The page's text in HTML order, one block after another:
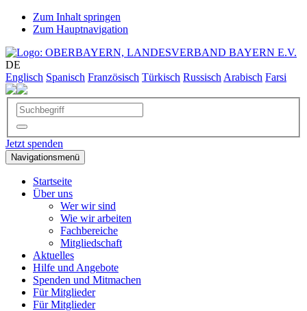
Zum Inhalt springen
Zum Hauptnavigation
DE
Englisch Spanisch Französisch Türkisch Russisch Arabisch Farsi
Jetzt spenden
Navigationsmenü
Startseite
Über uns
Wer wir sind
Wie wir arbeiten
Fachbereiche
Mitgliedschaft
Aktuelles
Hilfe und Angebote
Spenden und Mitmachen
Für Mitglieder
Für Mitglieder